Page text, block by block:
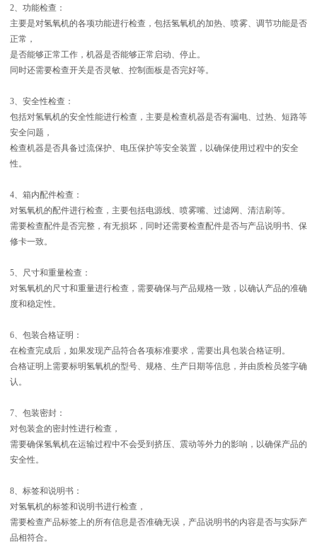
2、功能检查：
主要是对氢氧机的各项功能进行检查，包括氢氧机的加热、喷雾、调节功能是否
正常，
是否能够正常工作，机器是否能够正常启动、停止。
同时还需要检查开关是否灵敏、控制面板是否完好等。
3、安全性检查：
包括对氢氧机的安全性能进行检查，主要是检查机器是否有漏电、过热、短路等
安全问题，
检查机器是否具备过流保护、电压保护等安全装置，以确保使用过程中的安全
性。
4、箱内配件检查：
对氢氧机的配件进行检查，主要包括电源线、喷雾嘴、过滤网、清洁刷等。
需要检查配件是否完整，有无损坏，同时还需要检查配件是否与产品说明书、保
修卡一致。
5、尺寸和重量检查：
对氢氧机的尺寸和重量进行检查，需要确保与产品规格一致，以确认产品的准确
度和稳定性。
6、包装合格证明：
在检查完成后，如果发现产品符合各项标准要求，需要出具包装合格证明。
合格证明上需要标明氢氧机的型号、规格、生产日期等信息，并由质检员签字确
认。
7、包装密封：
对包装盒的密封性进行检查，
需要确保氢氧机在运输过程中不会受到挤压、震动等外力的影响，以确保产品的
安全性。
8、标签和说明书：
对氢氧机的标签和说明书进行检查，
需要检查产品标签上的所有信息是否准确无误，产品说明书的内容是否与实际产
品相符合。